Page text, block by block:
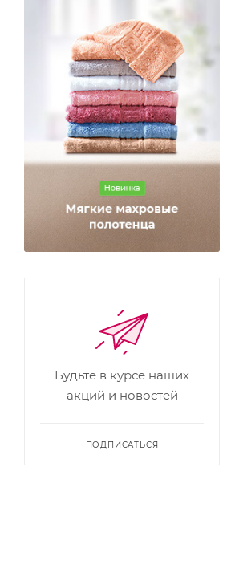
Будьте в курсе наших
акций и новостей
ПОДПИСАТЬСЯ